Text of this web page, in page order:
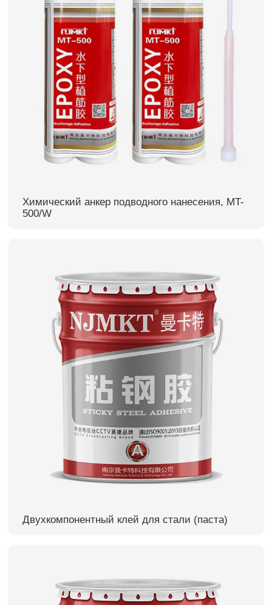
Химический анкер подводного нанесения, MT-
500/W
Двухкомпонентный клей для стали (паста)